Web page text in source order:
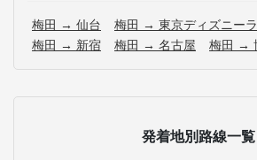
梅田 → 仙台
梅田 → 東京ディズニー
梅田 → 新宿
梅田 → 名古屋 梅田 →
発着地別路線一覧